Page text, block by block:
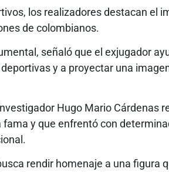
los realizadores destacan el
de colombianos.
señaló que el exjugador
y a proyectar una
Hugo Mario Cárdenas
fama y que enfrentó con
rendir homenaje a una figura